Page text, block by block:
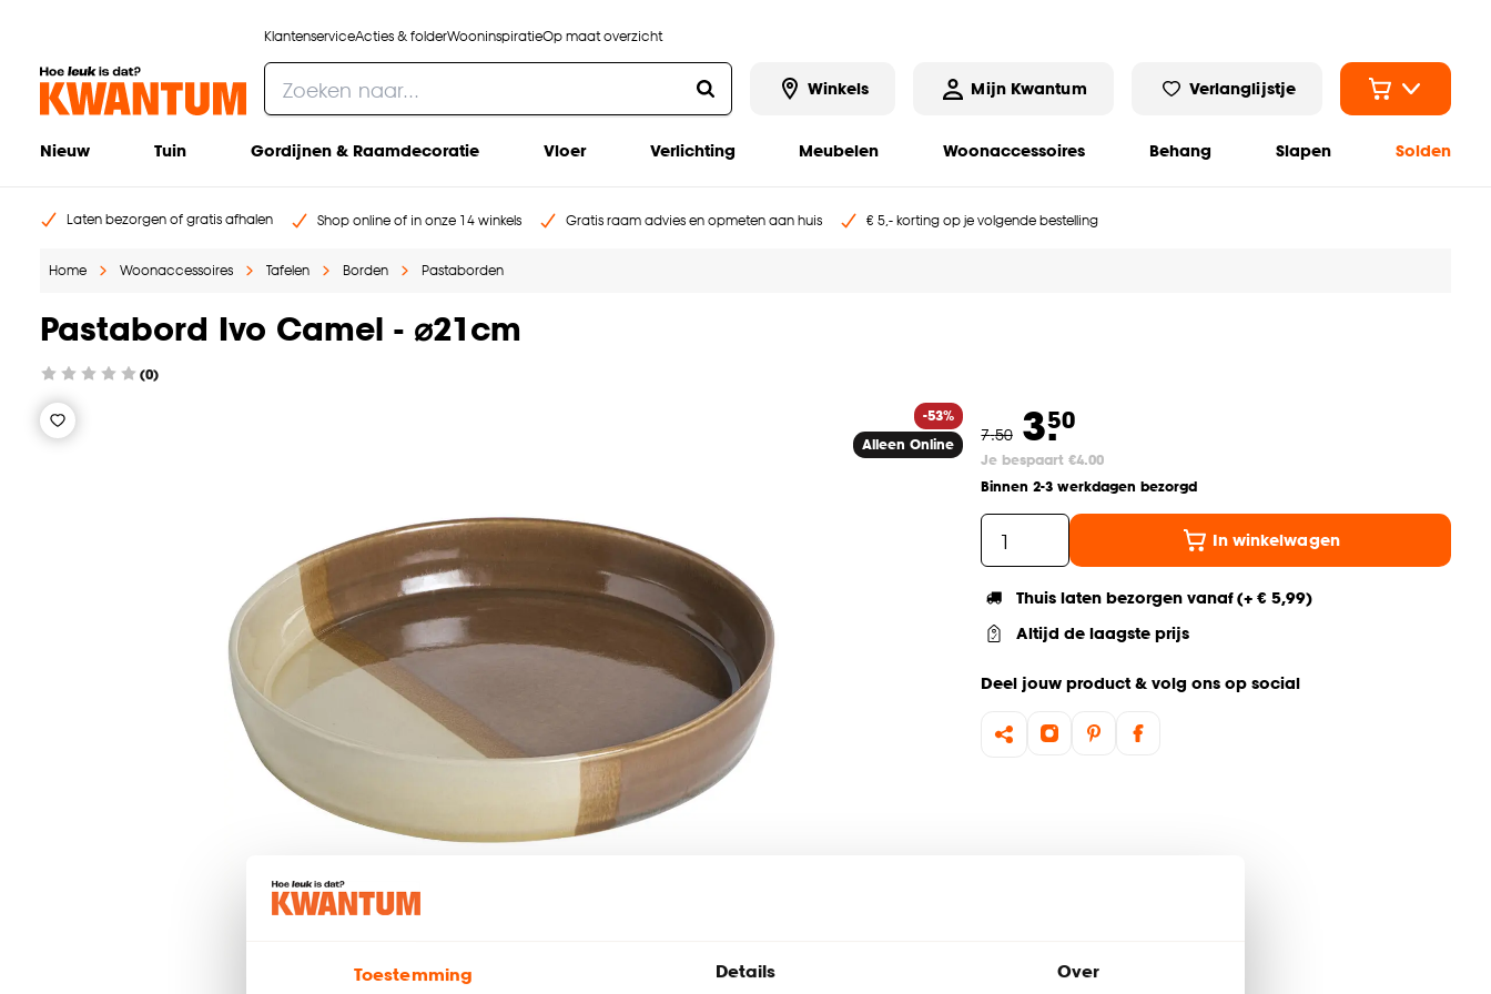
Toestemming Details Over
KlantenserviceActies & folderWooninspiratieOp maat overzicht
Winkels Mijn Kwantum Verlanglijstje
Nieuw Tuin Gordijnen & Raamdecoratie Vloer Verlichting Meubelen Woonaccessoires Behang Slapen Solden
Laten bezorgen of gratis afhalen Shop online of in onze 14 winkels Gratis raam advies en opmeten aan huis € 5,- korting op je volgende bestelling
Home Woonaccessoires Tafelen Borden Pastaborden
Pastabord Ivo Camel - ⌀21cm
(0)
-53%
Alleen Online
7.50 3.50
Je bespaart €4.00
Binnen 2-3 werkdagen bezorgd
In winkelwagen
Thuis laten bezorgen vanaf (+ € 5,99)
Altijd de laagste prijs
Deel jouw product & volg ons op social